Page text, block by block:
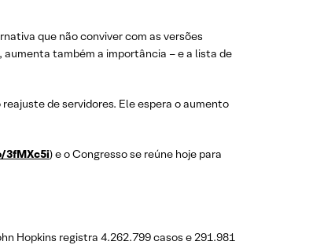
que não conviver com as versões
aumenta também a importância – e a lista de
de servidores. Ele espera o aumento
3fMXc5i) e o Congresso se reúne hoje para
Hopkins registra 4.262.799 casos e 291.981